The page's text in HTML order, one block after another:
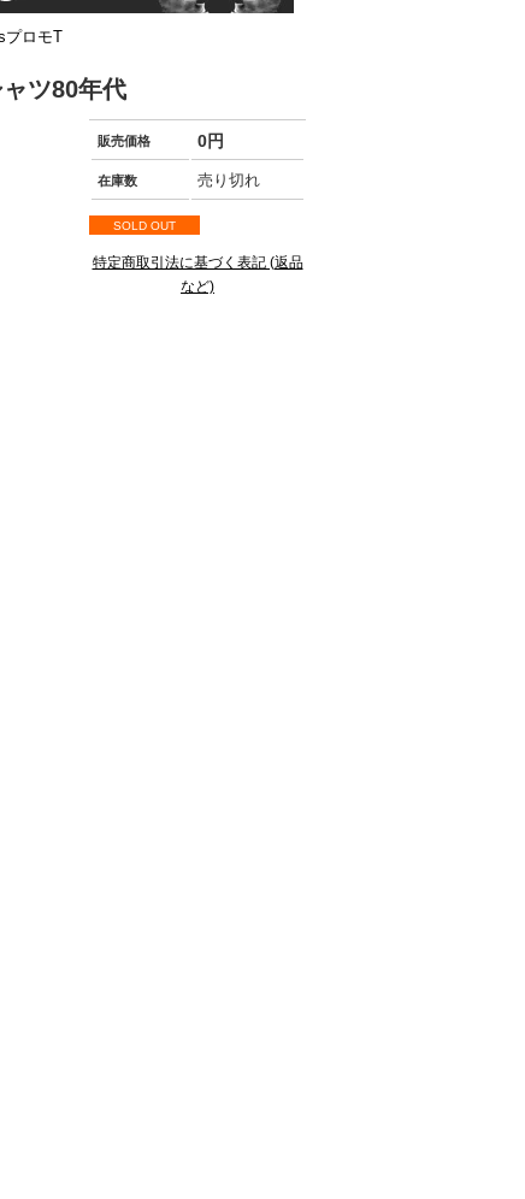
プロモT
ツ80年代
販売価格 0円
在庫数 売り切れ
SOLD OUT
特定商取引法に基づく表記 (返品
など)